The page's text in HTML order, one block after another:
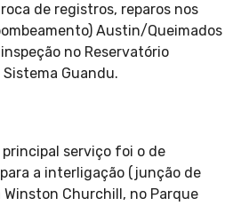
de registros, reparos nos
Austin/Queimados
no Reservatório
Guandu.
principal serviço foi o de
a interligação (junção de
Churchill, no Parque